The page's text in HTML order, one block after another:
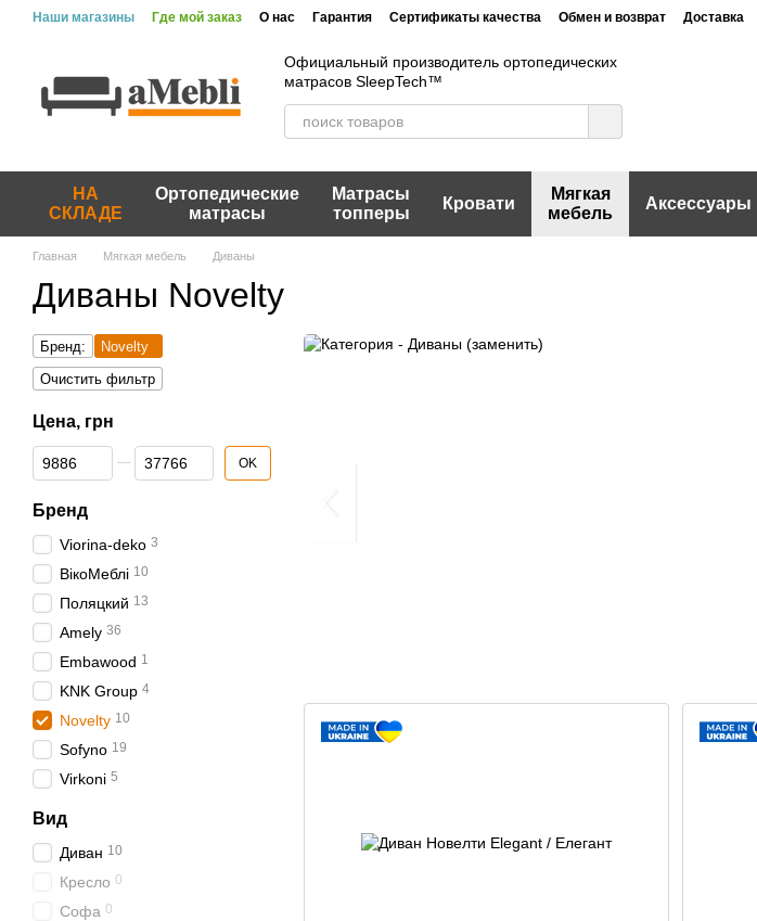
Перейти к основному контенту
Наши магазины Где мой заказ О нас Гарантия Сертификаты качества Обмен и возврат Доставка
Официальный производитель ортопедических
матрасов SleepTech™
НА
СКЛАДЕ
Ортопедические
матрасы
Матрасы
топперы
Кровати
Мягкая
мебель
Аксессуары
Главная Мягкая мебель Диваны
Диваны Novelty
Бренд:
Novelty
Очистить фильтр
Цена, грн
От Цена, грн
До Цена, грн OK
Бренд
Viorina-deko 3
ВікоМеблі 10
Поляцкий 13
Amely 36
Embawood 1
KNK Group 4
Novelty 10
Sofyno 19
Virkoni 5
Вид
Диван 10
Кресло 0
Софа 0